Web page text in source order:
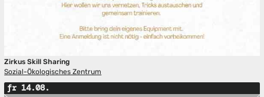
Zirkus Skill Sharing
Sozial-Ökologisches Zentrum
fr 14.08.